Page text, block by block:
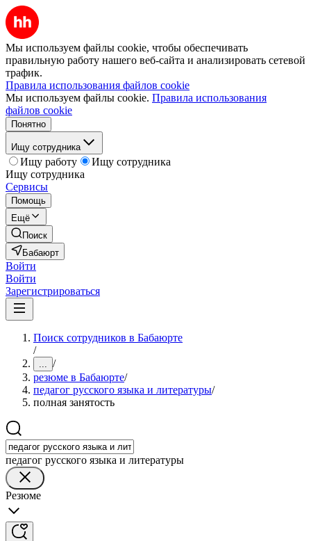
Мы используем файлы cookie, чтобы обеспечивать
правильную работу нашего веб-сайта и анализировать сетевой
трафик.
Правила использования файлов cookie
Мы используем файлы cookie. Правила использования
файлов cookie
Понятно
Ищу сотрудника
Ищу работу
Ищу сотрудника
Ищу сотрудника
Сервисы
Помощь
Ещё
Поиск
Бабаюрт
Войти
Войти
Зарегистрироваться
Поиск сотрудников в Бабаюрте
/
... /
резюме в Бабаюрте/
педагог русского языка и литературы/
полная занятость
педагог русского языка и литературы
Резюме